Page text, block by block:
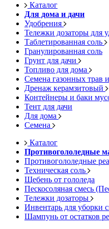
Каталог
Для дома и дачи
Удобрения
Тележки дозаторы для
Таблетированная соль
Гранулированная соль
Грунт для дачи
Топливо для дома
Семена газонных трав
Дренаж керамзитовый
Контейнеры и баки
Тент для дачи
Для дома
Семена
Каталог
Противогололедные
Противогололедные
Техническая соль
Щебень от гололеда
Пескосоляная смесь
Тележки дозаторы
Инвентарь для уборки
Шампунь от остатков